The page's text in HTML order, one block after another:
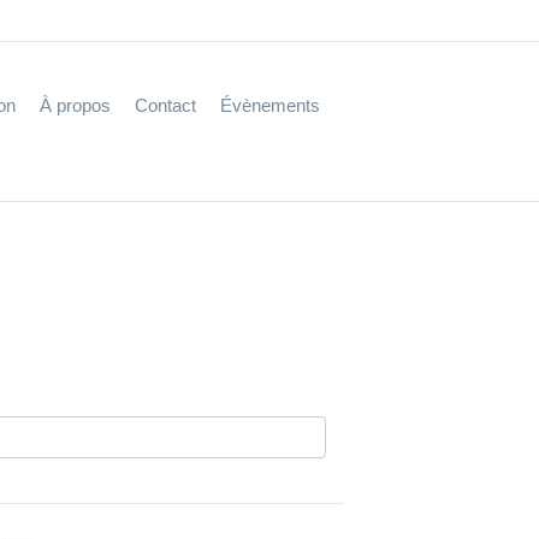
À propos Contact Évènements